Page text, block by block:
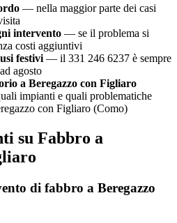
— nella maggior parte dei casi
intervento — se il problema si
costi aggiuntivi
festivi — il 331 246 6237 è sempre
agosto
a Beregazzo con Figliaro
impianti e quali problematiche
con Figliaro (Como)
su Fabbro a
di fabbro a Beregazzo